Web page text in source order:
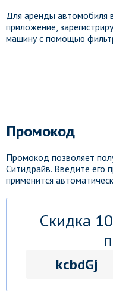
Для аренды автомобиля
приложение,
машину с помощью
Промокод
Промокод позволяет
Ситидрайв. Введите его
применится
Скидка
kcbdGj